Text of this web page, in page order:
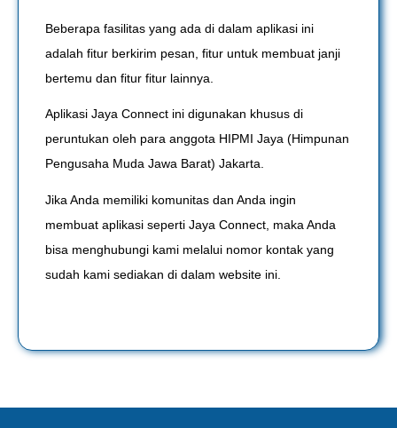
Beberapa fasilitas yang ada di dalam aplikasi ini
adalah fitur berkirim pesan, fitur untuk membuat janji
bertemu dan fitur fitur lainnya.
Aplikasi Jaya Connect ini digunakan khusus di
peruntukan oleh para anggota HIPMI Jaya (Himpunan
Pengusaha Muda Jawa Barat) Jakarta.
Jika Anda memiliki komunitas dan Anda ingin
membuat aplikasi seperti Jaya Connect, maka Anda
bisa menghubungi kami melalui nomor kontak yang
sudah kami sediakan di dalam website ini.